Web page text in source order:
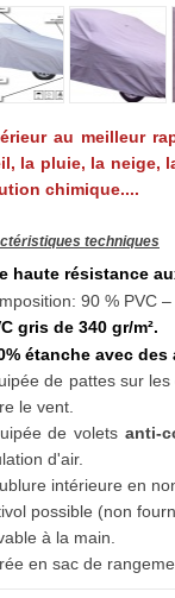
au meilleur
la pluie, la neige,
chimique....
techniques
haute résistance
90 % PVC –
gris de 340 gr/m².
étanche avec
de pattessur les
le vent.
de volets anti-
d'air.
intérieure en
possible (non
à la main.
en sac de